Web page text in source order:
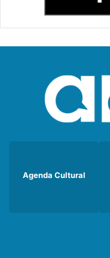
Agenda Cultural